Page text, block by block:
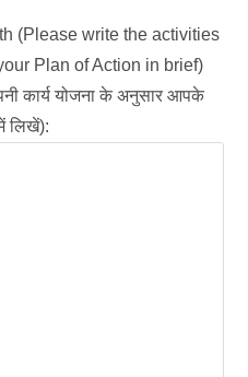
(Please write the activities
Plan of Action in brief)
कार्य योजना के अनुसार आपके
में लिखें):